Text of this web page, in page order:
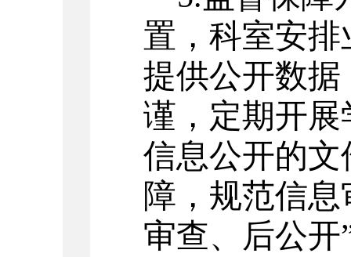
置，科室安
提供公开数
谨，定期开
信息公开的
障，规范信
审查、后公开